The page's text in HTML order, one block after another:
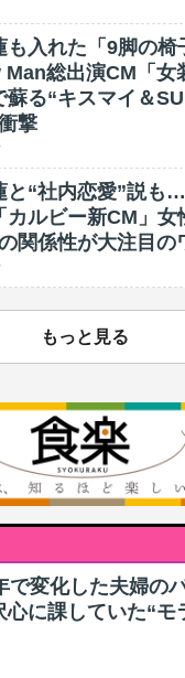
も入れた「9脚の椅
総出演CM「女
蘇る“キスマイ＆
撃
と“社内恋愛”説も
カルビー新CM」女
関係性が大注目の
もっと見る
で変化した夫婦の
に課していた“モ